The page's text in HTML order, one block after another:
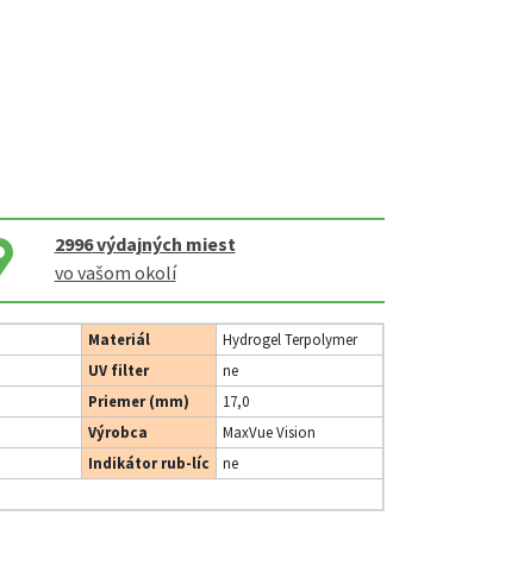
2996výdajných miest
vo vašom okolí
Materiál
Hydrogel Terpolymer
UV filter
ne
Priemer (mm)
17,0
Výrobca
MaxVue Vision
Indikátor rub-líc
ne